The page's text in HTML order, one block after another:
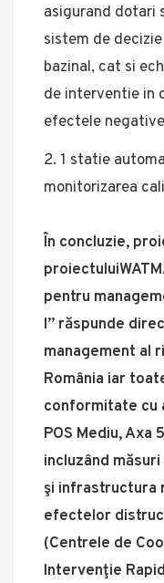
asigurand dotari
sistem de
bazinal, cat si
de interventie in
efectele
1 statie
monitorizarea
În concluzie,
pentru
I” răspunde
management al
România iar
conformitate cu
POS Mediu, Axa
incluzând
şi infrastructura
efectelor
(Centrele de
Intervenţie